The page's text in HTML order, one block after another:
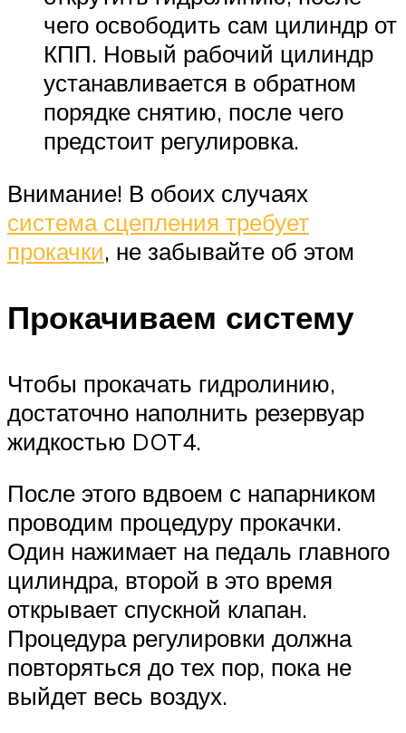
чего освободить сам цилиндр от
КПП. Новый рабочий цилиндр
устанавливается в обратном
порядке снятию, после чего
предстоит регулировка.
Внимание! В обоих случаях
система сцепления требует
прокачки, не забывайте об этом
Прокачиваем систему
Чтобы прокачать гидролинию,
достаточно наполнить резервуар
жидкостью DOT4.
После этого вдвоем с напарником
проводим процедуру прокачки.
Один нажимает на педаль главного
цилиндра, второй в это время
открывает спускной клапан.
Процедура регулировки должна
повторяться до тех пор, пока не
выйдет весь воздух.